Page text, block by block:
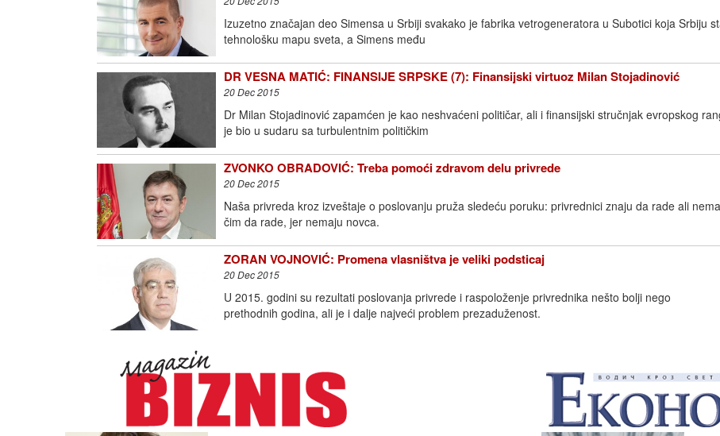
Izuzetno značajan deo Simensa u Srbiji svakako je fabrika vetrogeneratora u Subotici koja Srbiju
tehnološku mapu sveta, a Simens među
DR VESNA MATIĆ: FINANSIJE SRPSKE (7): Finansijski virtuoz Milan Stojadinović
20 Dec 2015
Dr Milan Stojadinović zapamćen je kao neshvaćeni političar, ali i finansijski stručnjak evropskog
je bio u sudaru sa turbulentnim političkim
ZVONKO OBRADOVIĆ: Treba pomoći zdravom delu privrede
20 Dec 2015
Naša privreda kroz izveštaje o poslovanju pruža sledeću poruku: privrednici znaju da rade ali
čim da rade, jer nemaju novca.
ZORAN VOJNOVIĆ: Promena vlasništva je veliki podsticaj
20 Dec 2015
U 2015. godini su rezultati poslovanja privrede i raspoloženje privrednika nešto bolji nego
prethodnih godina, ali je i dalje najveći problem prezaduženost.